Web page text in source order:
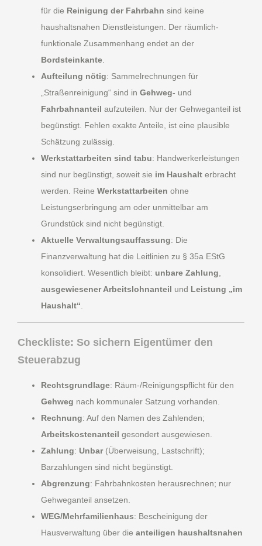
für die Reinigung der Fahrbahn sind keine
haushaltsnahen Dienstleistungen. Der räumlich-
funktionale Zusammenhang endet an der
Bordsteinkante.
Aufteilung nötig: Sammelrechnungen für
„Straßenreinigung“ sind in Gehweg- und
Fahrbahnanteil aufzuteilen. Nur der Gehweganteil ist
begünstigt. Fehlen exakte Anteile, ist eine plausible
Schätzung zulässig.
Werkstattarbeiten sind tabu: Handwerkerleistungen
sind nur begünstigt, soweit sie im Haushalt erbracht
werden. Reine Werkstattarbeiten ohne
Leistungserbringung am oder unmittelbar am
Grundstück sind nicht begünstigt.
Aktuelle Verwaltungsauffassung: Die
Finanzverwaltung hat die Leitlinien zu § 35a EStG
konsolidiert. Wesentlich bleibt: unbare Zahlung,
ausgewiesener Arbeitslohnanteil und Leistung „im
Haushalt“.
Checkliste: So sichern Eigentümer den
Steuerabzug
Rechtsgrundlage: Räum-/Reinigungspflicht für den
Gehweg nach kommunaler Satzung vorhanden.
Rechnung: Auf den Namen des Zahlenden;
Arbeitskostenanteil gesondert ausgewiesen.
Zahlung: Unbar(Überweisung, Lastschrift);
Barzahlungen sind nicht begünstigt.
Abgrenzung: Fahrbahnkosten herausrechnen; nur
Gehweganteil ansetzen.
WEG/Mehrfamilienhaus: Bescheinigung der
Hausverwaltung über die anteiligen haushaltsnahen